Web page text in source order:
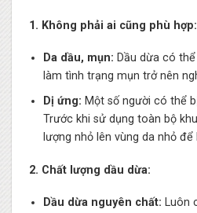
1. Không phải ai cũng phù hợp:
Da dầu, mụn: Dầu dừa có
làm tình trạng mụn trở nên
Dị ứng: Một số người có thể
Trước khi sử dụng toàn bộ
lượng nhỏ lên vùng da nhỏ để
2. Chất lượng dầu dừa:
Dầu dừa nguyên chất: Luôn